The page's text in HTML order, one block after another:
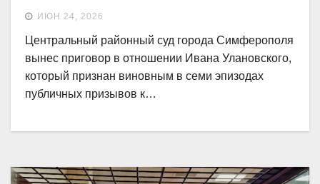
ИЮН 24, 2026
Центральный районный суд города Симферополя
вынес приговор в отношении Ивана Улановского,
который признан виновным в семи эпизодах
публичных призывов к…